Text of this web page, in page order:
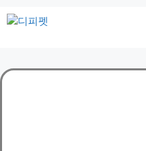
컨
로
건